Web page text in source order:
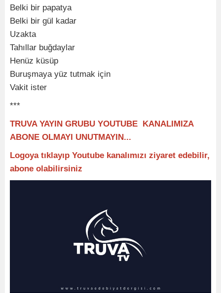
Belki bir papatya
Belki bir gül kadar
Uzakta
Tahıllar buğdaylar
Henüz küsüp
Buruşmaya yüz tutmak için
Vakit ister
***
TRUVA YAYIN GRUBU YOUTUBE KANALIMIZA
ABONE OLMAYI UNUTMAYIN...
Logoya tıklayıp Youtube kanalımızı ziyaret edebilir,
abone olabilirsiniz